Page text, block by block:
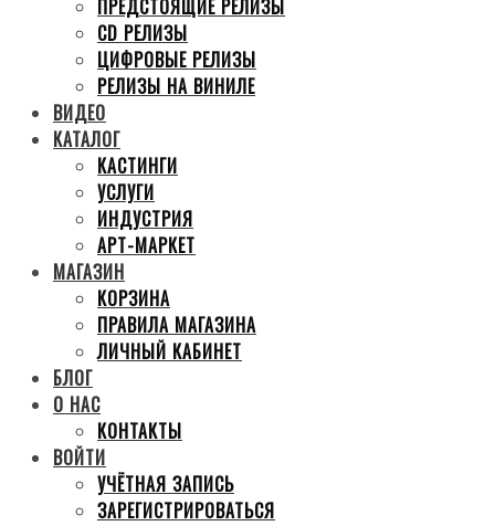
ПРЕДСТОЯЩИЕ РЕЛИЗЫ
CD РЕЛИЗЫ
ЦИФРОВЫЕ РЕЛИЗЫ
РЕЛИЗЫ НА ВИНИЛЕ
ВИДЕО
КАТАЛОГ
КАСТИНГИ
УСЛУГИ
ИНДУСТРИЯ
АРТ-МАРКЕТ
МАГАЗИН
КОРЗИНА
ПРАВИЛА МАГАЗИНА
ЛИЧНЫЙ КАБИНЕТ
БЛОГ
О НАС
КОНТАКТЫ
ВОЙТИ
УЧЁТНАЯ ЗАПИСЬ
ЗАРЕГИСТРИРОВАТЬСЯ